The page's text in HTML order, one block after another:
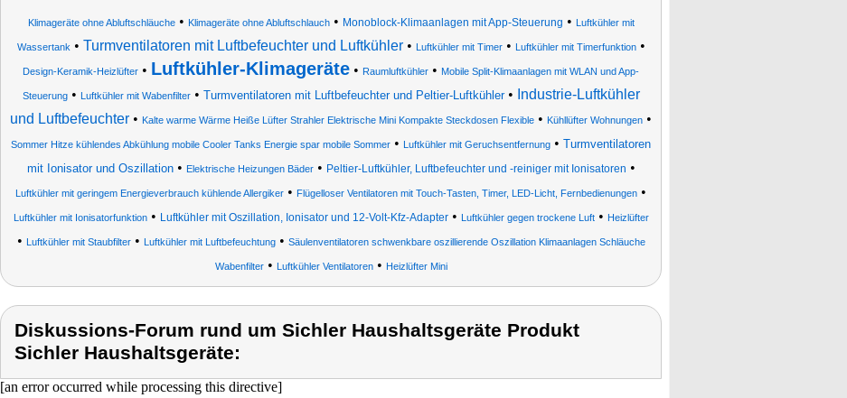
Klimageräte ohne Abluftschläuche• Klimageräte ohne Abluftschlauch• Monoblock-Klimaanlagen mit App-Steuerung • Luftkühler mit
Wassertank • Turmventilatoren mit Luftbefeuchter und Luftkühler• Luftkühler mit Timer• Luftkühler mit Timerfunktion•
Design-Keramik-Heizlüfter • Luftkühler-Klimageräte • Raumluftkühler • Mobile Split-Klimaanlagen mit WLAN und App-
Steuerung• Luftkühler mit Wabenfilter• Turmventilatoren mit Luftbefeuchter und Peltier-Luftkühler• Industrie-Luftkühler
und Luftbefeuchter • Kalte warme Wärme Heiße Lüfter Strahler Elektrische Mini Kompakte Steckdosen Flexible • Kühllüfter Wohnungen •
Sommer Hitze kühlendes Abkühlung mobile Cooler Tanks Energie spar mobile Sommer • Luftkühler mit Geruchsentfernung • Turmventilatoren
mit Ionisator und Oszillation• Elektrische Heizungen Bäder• Peltier-Luftkühler, Luftbefeuchter und -reiniger mit Ionisatoren •
Luftkühler mit geringem Energieverbrauch kühlende Allergiker • Flügelloser Ventilatoren mit Touch-Tasten, Timer, LED-Licht, Fernbedienungen •
Luftkühler mit Ionisatorfunktion• Luftkühler mit Oszillation, Ionisator und 12-Volt-Kfz-Adapter• Luftkühler gegen trockene Luft• Heizlüfter
• Luftkühler mit Staubfilter• Luftkühler mit Luftbefeuchtung• Säulenventilatoren schwenkbare oszillierende Oszillation Klimaanlagen Schläuche
Wabenfilter• Luftkühler Ventilatoren• Heizlüfter Mini
Diskussions-Forum rund um Sichler Haushaltsgeräte Produkt
Sichler Haushaltsgeräte:
[an error occurred while processing this directive]